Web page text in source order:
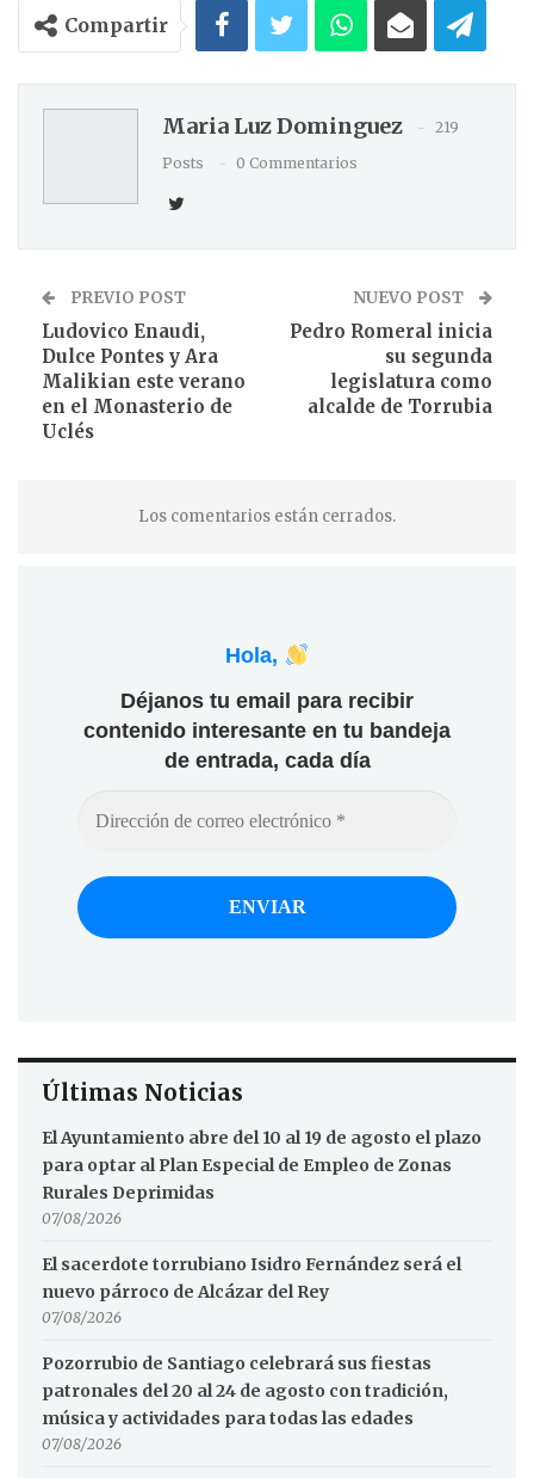
Compartir
Maria Luz Dominguez
219
Posts
0 Commentarios
PREVIO POST
Ludovico Enaudi,
Dulce Pontes y Ara
Malikian este verano
en el Monasterio de
Uclés
NUEVO POST
Pedro Romeral inicia
su segunda
legislatura como
alcalde de Torrubia
Los comentarios están cerrados.
Hola,
Déjanos tu email para recibir
contenido interesante en tu bandeja
de entrada, cada día
Últimas Noticias
El Ayuntamiento abre del 10 al 19 de agosto el plazo
para optar al Plan Especial de Empleo de Zonas
Rurales Deprimidas
07/08/2026
El sacerdote torrubiano Isidro Fernández será el
nuevo párroco de Alcázar del Rey
07/08/2026
Pozorrubio de Santiago celebrará sus fiestas
patronales del 20 al 24 de agosto con tradición,
música y actividades para todas las edades
07/08/2026